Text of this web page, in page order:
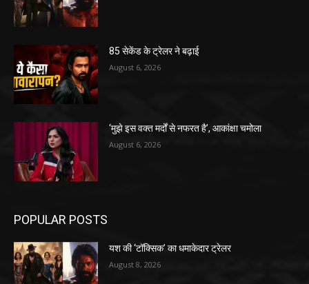
85 सेकेंड के ट्रेलर ने बढ़ाई
August 6, 2026
‘मुझे इस वक्त मर्दों से नफरत है’, आकांक्षा चमोला
August 6, 2026
POPULAR POSTS
यश की ‘टॉक्सिक’ का धमाकेदार ट्रेलर
August 8, 2026